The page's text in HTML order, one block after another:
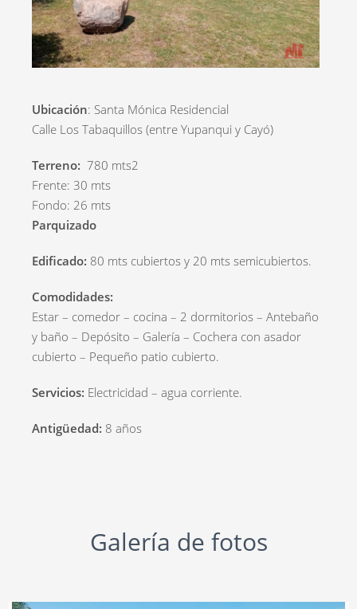
Ubicación: Santa Mónica Residencial
Calle Los Tabaquillos (entre Yupanqui y Cayó)
Terreno: 780 mts2
Frente: 30 mts
Fondo: 26 mts
Parquizado
Edificado: 80 mts cubiertos y 20 mts semicubiertos.
Comodidades:
Estar – comedor – cocina – 2 dormitorios – Antebaño
y baño – Depósito – Galería – Cochera con asador
cubierto – Pequeño patio cubierto.
Servicios: Electricidad – agua corriente.
Antigüedad: 8 años
Galería de fotos